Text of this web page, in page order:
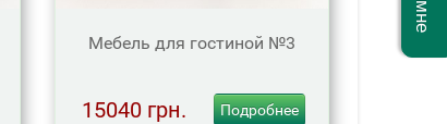
Мебель для гостиной №3
15040 грн. Подробнее